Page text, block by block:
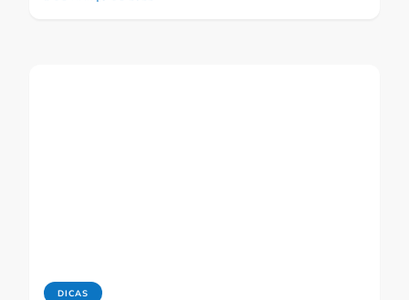
DICAS